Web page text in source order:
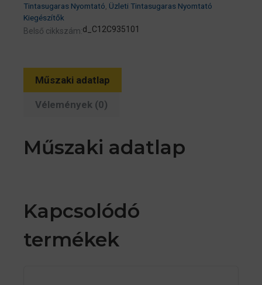
Tintasugaras Nyomtató, Üzleti Tintasugaras Nyomtató
Kiegészítők
Belső cikkszám:d_C12C935101
Műszaki adatlap
Vélemények (0)
Műszaki adatlap
Kapcsolódó
termékek